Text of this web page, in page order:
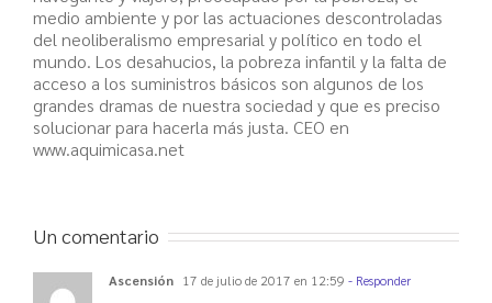
medio ambiente y por las actuaciones descontroladas
del neoliberalismo empresarial y político en todo el
mundo. Los desahucios, la pobreza infantil y la falta de
acceso a los suministros básicos son algunos de los
grandes dramas de nuestra sociedad y que es preciso
solucionar para hacerla más justa. CEO en
www.aquimicasa.net
Un comentario
Ascensión 17 de julio de 2017 en 12:59 - Responder